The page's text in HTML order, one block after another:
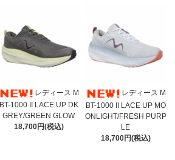
レディース M
BT-1000 II LACE UP DK
GREY/GREEN GLOW
18,700円(税込)
レディース M
BT-1000 II LACE UP MO
ONLIGHT/FRESH PURP
LE
18,700円(税込)